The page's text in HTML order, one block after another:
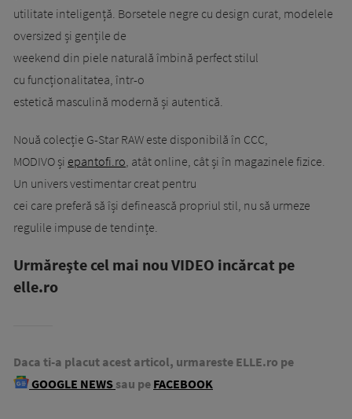
utilitate inteligență. Borsetele negre cu design curat, modelele
oversized și gențile de
weekend din piele naturală îmbină perfect stilul
cu funcționalitatea, într-o
estetică masculină modernă și autentică.
Nouă colecție G-Star RAW este disponibilă în CCC,
MODIVO și epantofi.ro , atât online, cât și în magazinele fizice.
Un univers vestimentar creat pentru
cei care preferă să își definească propriul stil, nu să urmeze
regulile impuse de tendințe.
Urmăreşte cel mai nou VIDEO incărcat pe
elle.ro
Daca ti-a placut acest articol, urmareste ELLE.ro pe
GOOGLE NEWS sau pe FACEBOOK